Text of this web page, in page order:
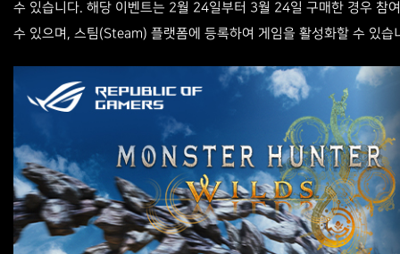
수 있습니다. 해당 이벤트는 2월 24일부터 3월 24일 구매한 경우 참
수 있으며, 스팀(Steam) 플랫폼에 등록하여 게임을 활성화할 수 있